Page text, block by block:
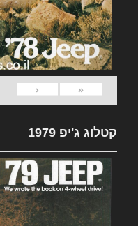
«
‹
קטלוג ג'יפ 1979